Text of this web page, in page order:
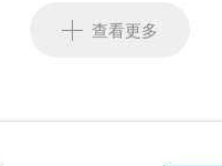
(PoE)系統之
查看更多